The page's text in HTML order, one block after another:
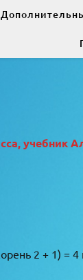
учебник
2 + 1) = 4